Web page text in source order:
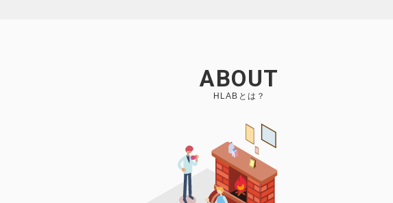
ABOUT
HLABとは？